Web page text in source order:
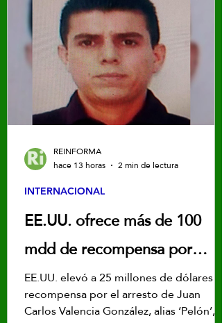
EE.UU. ofrece más de 100
mdd de recompensa por
líderes del CJNG
EE.UU. elevó a 25 millones de dólares la
recompensa por el arresto de Juan
Carlos Valencia González, alias ‘Pelón’,
INTERNACIONAL
REINFORMA
hace 13 horas
2 min de lectura